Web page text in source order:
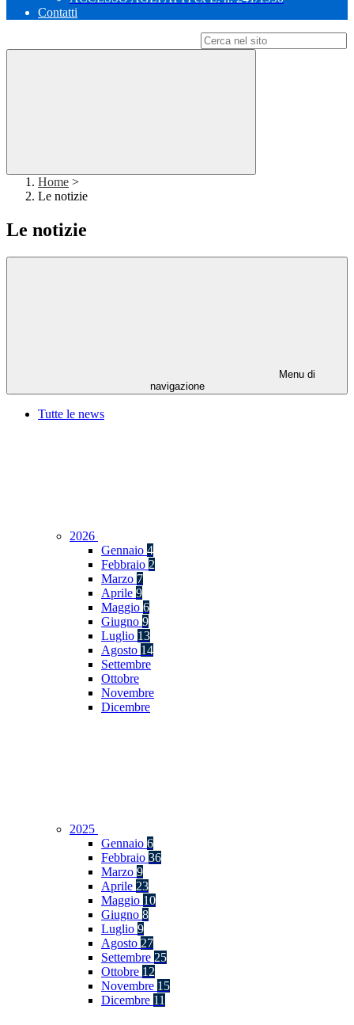
Contatti
Home >
Le notizie
Le notizie
Menu di
navigazione
Tutte le news
2026
Gennaio 4
Febbraio 2
Marzo 7
Aprile 9
Maggio 6
Giugno 9
Luglio 13
Agosto 14
Settembre
Ottobre
Novembre
Dicembre
2025
Gennaio 6
Febbraio 36
Marzo 9
Aprile 23
Maggio 10
Giugno 8
Luglio 9
Agosto 27
Settembre 25
Ottobre 12
Novembre 15
Dicembre 11